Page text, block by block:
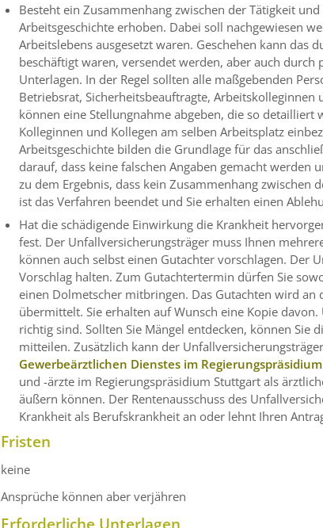
Besteht ein Zusammenhang zwischen der Tätigkeit
Arbeitsgeschichte erhoben. Dabei soll nachgewiesen
Arbeitslebens ausgesetzt waren. Geschehen kann das
beschäftigt waren, versendet werden, aber auch
Unterlagen. In der Regel sollten alle maßgebenden
Betriebsrat, Sicherheitsbeauftragte, Arbeitskolleginnen
können eine Stellungnahme abgeben, die so
Kolleginnen und Kollegen am selben Arbeitsplatz
Arbeitsgeschichte bilden die Grundlage für das
darauf, dass keine falschen Angaben gemacht werden
zu dem Ergebnis, dass kein Zusammenhang zwischen
ist das Verfahren beendet und Sie erhalten einen
Hat die schädigende Einwirkung die Krankheit
fest. Der Unfallversicherungsträger muss Ihnen
können auch selbst einen Gutachter vorschlagen. Der
Vorschlag halten. Zum Gutachtertermin dürfen Sie
einen Dolmetscher mitbringen. Das Gutachten wird
übermittelt. Sie erhalten auf Wunsch eine Kopie
richtig sind. Sollten Sie Mängel entdecken, können Sie
mitteilen. Zusätzlich kann der
Gewerbeärztlichen Dienstes im
und -ärzte im Regierungspräsidium Stuttgart als
äußern können. Der Rentenausschuss des
Krankheit als Berufskrankheit an oder lehnt Ihren
Fristen
keine
Ansprüche können aber verjähren